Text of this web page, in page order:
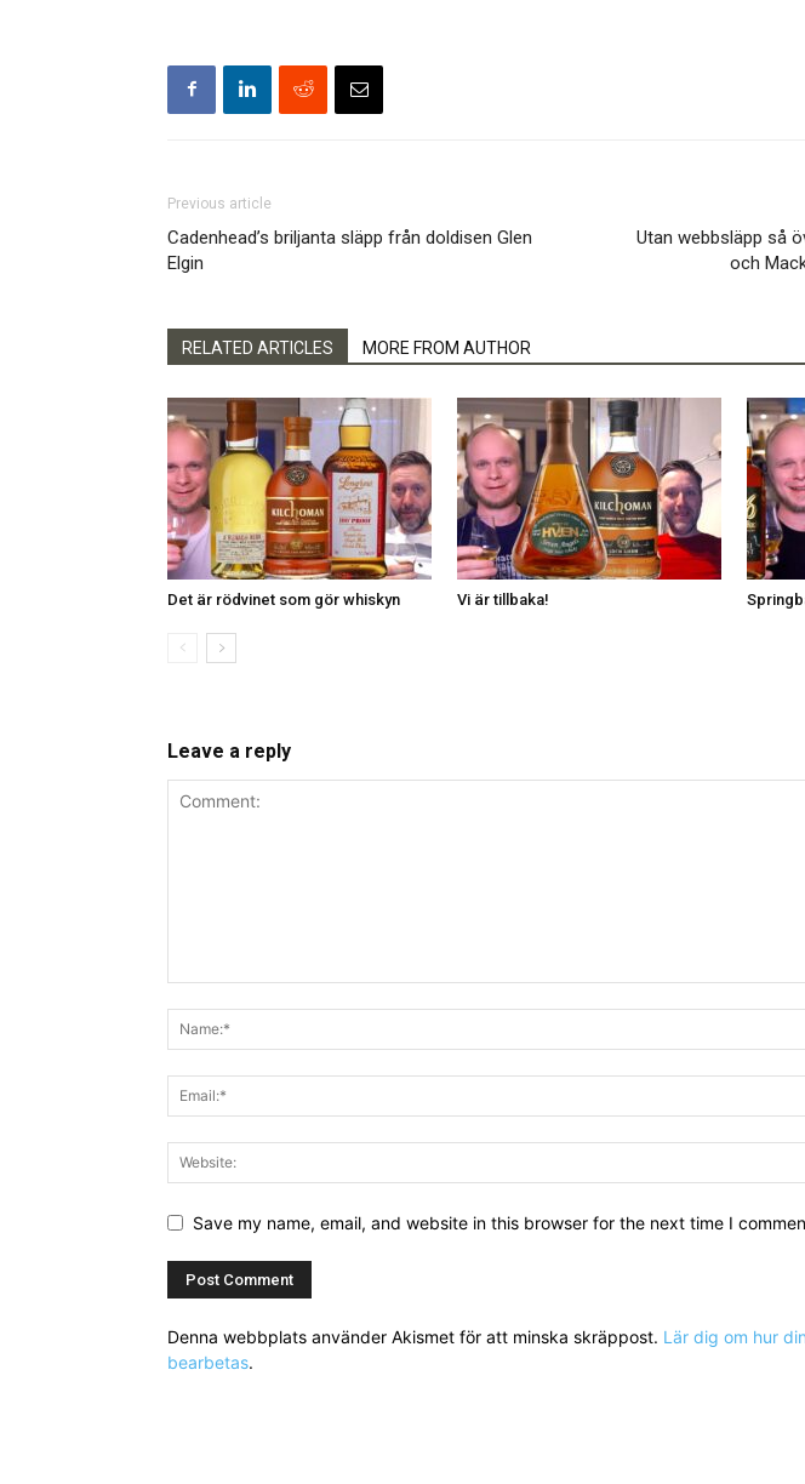
Previous article
Cadenhead’s briljanta släpp från doldisen Glen
Elgin
Utan webbsläpp så
och
RELATED ARTICLES MORE FROM AUTHOR
Det är rödvinet som gör whiskyn Vi är tillbaka!
Leave a reply
Save my name, email, and website in this browser for the next time I
Denna webbplats använder Akismet för att minska skräppost. Lär dig om hur
bearbetas.